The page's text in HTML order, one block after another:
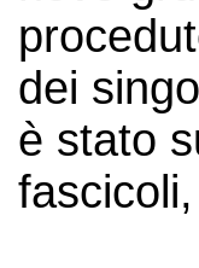
dei
è stato